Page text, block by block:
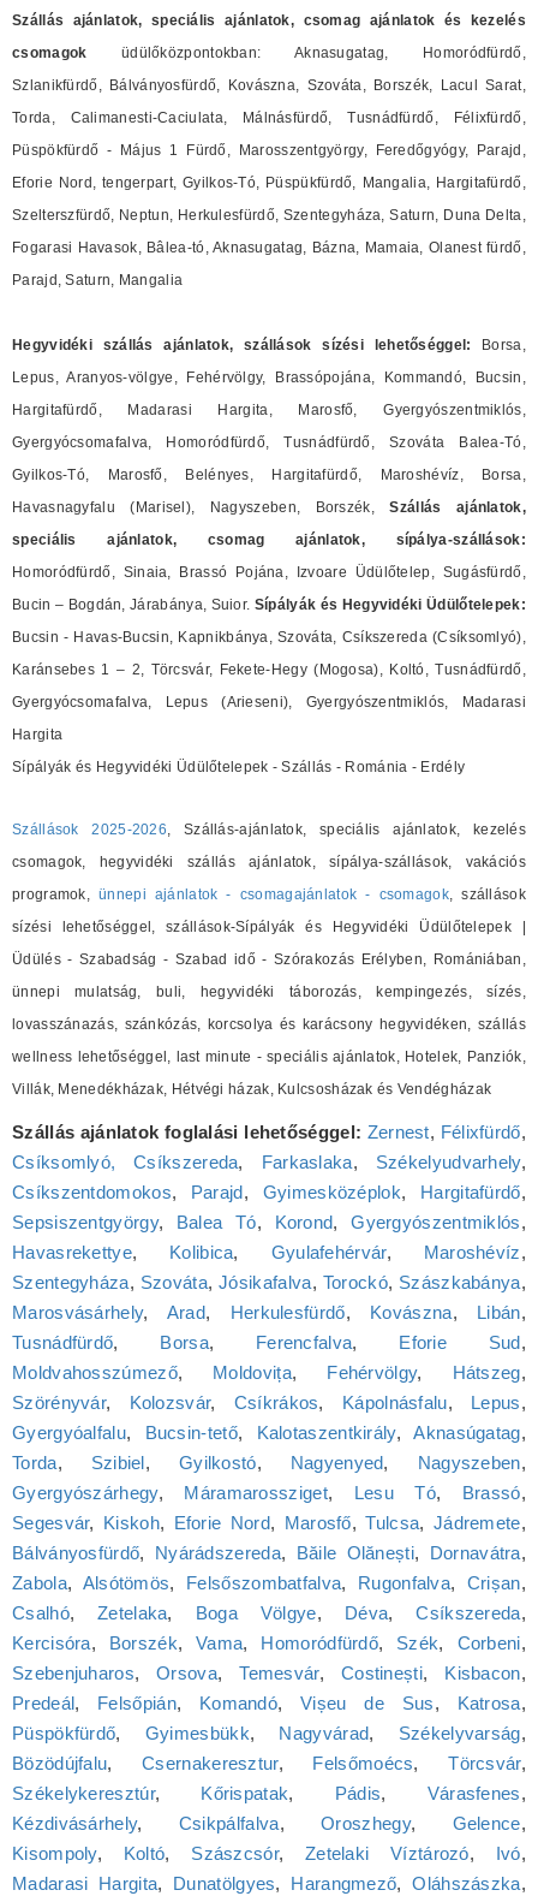
Szállás ajánlatok, speciális ajánlatok, csomag ajánlatok és
kezelés
csomagok
üdülőközpontokban: Aknasugatag, Homoródfürdő,
Szlanikfürdő, Bálványosfürdő, Kovászna, Szováta, Borszék, Lacul Sarat,
Torda, Calimanesti-Caciulata, Málnásfürdő, Tusnádfürdő, Félixfürdő,
Püspökfürdő - Május 1 Fürdő, Marosszentgyörgy, Feredőgyógy, Parajd,
Eforie Nord, tengerpart, Gyilkos-Tó, Püspükfürdő, Mangalia, Hargitafürdő,
Szelterszfürdő, Neptun, Herkulesfürdő, Szentegyháza, Saturn, Duna Delta,
Fogarasi Havasok, Bâlea-tó, Aknasugatag, Bázna, Mamaia, Olanest fürdő,
Parajd, Saturn, Mangalia
Hegyvidéki szállás ajánlatok, szállások sízési lehetőséggel:
Borsa,
Lepus, Aranyos-völgye, Fehérvölgy, Brassópojána, Kommandó, Bucsin,
Hargitafürdő, Madarasi Hargita, Marosfő, Gyergyószentmiklós,
Gyergyócsomafalva, Homoródfürdő, Tusnádfürdő, Szováta Balea-Tó,
Gyilkos-Tó, Marosfő, Belényes, Hargitafürdő, Maroshévíz, Borsa,
Havasnagyfalu (Marisel), Nagyszeben, Borszék,Szállás ajánlatok,
speciális ajánlatok, csomag ajánlatok, sípálya-szállások:
Homoródfürdő, Sinaia, Brassó Pojána, Izvoare Üdülőtelep, Sugásfürdő,
Bucin – Bogdán, Járabánya, Suior. Sípályák és Hegyvidéki Üdülőtelepek:
Bucsin - Havas-Bucsin, Kapnikbánya, Szováta, Csíkszereda (Csíksomlyó),
Karánsebes 1 – 2, Törcsvár, Fekete-Hegy (Mogosa), Koltó, Tusnádfürdő,
Gyergyócsomafalva, Lepus (Arieseni), Gyergyószentmiklós, Madarasi
Hargita
Sípályák és Hegyvidéki Üdülőtelepek - Szállás - Románia - Erdély
Szállások 2025-2026, Szállás-ajánlatok, speciális ajánlatok, kezelés
csomagok, hegyvidéki szállás ajánlatok, sípálya-szállások, vakációs
programok, ünnepi ajánlatok - csomagajánlatok - csomagok, szállások
sízési lehetőséggel, szállások-Sípályák és Hegyvidéki Üdülőtelepek |
Üdülés - Szabadság - Szabad idő - Szórakozás Erélyben, Romániában,
ünnepi mulatság, buli, hegyvidéki táborozás, kempingezés, sízés,
lovasszánazás, szánkózás, korcsolya és karácsony hegyvidéken, szállás
wellness lehetőséggel, last minute - speciális ajánlatok, Hotelek, Panziók,
Villák, Menedékházak, Hétvégi házak, Kulcsosházak és Vendégházak
Szállás ajánlatok foglalási lehetőséggel: Zernest, Félixfürdő,
Csíksomlyó, Csíkszereda, Farkaslaka, Székelyudvarhely,
Csíkszentdomokos, Parajd, Gyimesközéplok, Hargitafürdő,
Sepsiszentgyörgy, Balea Tó, Korond,Gyergyószentmiklós,
Havasrekettye, Kolibica, Gyulafehérvár, Maroshévíz,
Szentegyháza, Szováta,Jósikafalva, Torockó, Szászkabánya,
Marosvásárhely, Arad, Herkulesfürdő, Kovászna, Libán,
Tusnádfürdő, Borsa, Ferencfalva, Eforie Sud,
Moldvahosszúmező, Moldovița, Fehérvölgy, Hátszeg,
Szörényvár, Kolozsvár, Csíkrákos, Kápolnásfalu, Lepus,
Gyergyóalfalu, Bucsin-tető, Kalotaszentkirály,Aknasúgatag,
Torda, Szibiel, Gyilkostó, Nagyenyed, Nagyszeben,
Gyergyószárhegy, Máramarossziget, Lesu Tó, Brassó,
Segesvár, Kiskoh, Eforie Nord, Marosfő,Tulcsa, Jádremete,
Bálványosfürdő, Nyárádszereda, Băile Olănești, Dornavátra,
Zabola, Alsótömös, Felsőszombatfalva, Rugonfalva, Crișan,
Csalhó,Zetelaka, Boga Völgye, Déva,Csíkszereda,
Kercisóra, Borszék,Vama, Homoródfürdő, Szék, Corbeni,
Szebenjuharos,Orsova,Temesvár, Costinești, Kisbacon,
Predeál, Felsőpián, Komandó,Vișeu de Sus, Katrosa,
Püspökfürdő, Gyimesbükk, Nagyvárad, Székelyvarság,
Bözödújfalu,Csernakeresztur, Felsőmoécs,Törcsvár,
Székelykeresztúr, Kőrispatak, Pádis, Várasfenes,
Kézdivásárhely, Csikpálfalva,Oroszhegy, Gelence,
Kisompoly, Koltó, Szászcsór, Zetelaki Víztározó, Ivó,
Madarasi Hargita, Dunatölgyes, Harangmező,Oláhszászka,